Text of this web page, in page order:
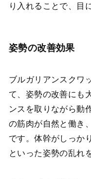
り入れることで、目
姿勢の改善効果
ブルガリアンスクワ
て、姿勢の改善にも
ンスを取りながら動
の筋肉が自然と働き
です。体幹がしっか
といった姿勢の乱れ